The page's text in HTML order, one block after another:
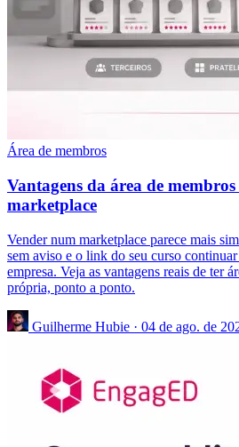
Área de membros
Vantagens da área de
marketplace
Vender num marketplace parece mais
sem aviso e o link do seu curso
empresa. Veja as vantagens reais de ter
própria, ponto a ponto.
Guilherme Hubie · 04 de ago. de